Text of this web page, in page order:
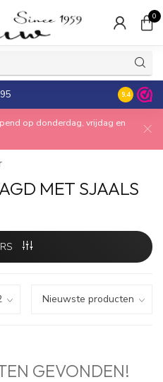
0
30 dagen
9.4
op donderdag, vrijdag en
MET SJAALS
GEVONDEN!